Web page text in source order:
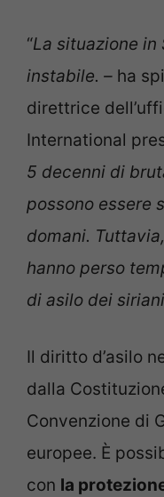
“La situazione in
instabile. – ha
direttrice
International
5 decenni di
possono essere
domani.
hanno perso
di asilo dei siriani
Il diritto d’asilo
dalla
Convenzione di
europee. È
con la